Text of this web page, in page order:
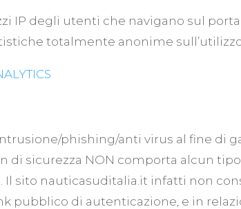
IP degli utenti che navigano sul
totalmente anonime
phishing/anti virus al fine di
di sicurezza NON comporta alcun
Il sito nauticasuditalia.it infatti non
pubblico di autenticazione, e in